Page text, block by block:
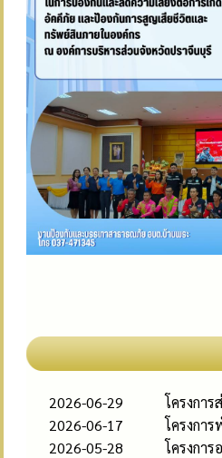
2026-06-29
โครงกา
2026-06-17
โครงกา
2026-05-28
โครงกา